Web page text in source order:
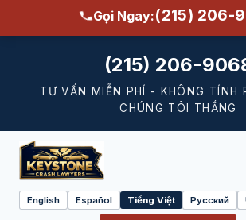
Gọi Ngay:(215) 206-
(215) 206-
TƯ VẤN MIỄN PHÍ - KHÔNG TÍNH
CHÚNG TÔI THẮNG
Select
English Español Tiếng Việt Русский